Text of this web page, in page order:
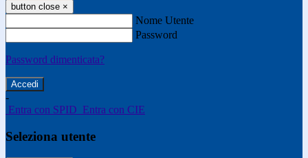
button close ×
Nome Utente
Password
Password dimenticata?
-
Entra con SPID Entra con CIE
Seleziona utente